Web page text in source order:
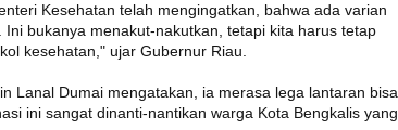
Kesehatan telah mengingatkan, bahwa ada varian
bukanya menakut-nakutkan, tetapi kita harus tetap
kesehatan," ujar Gubernur Riau.
Lanal Dumai mengatakan, ia merasa lega lantaran bisa
ini sangat dinanti-nantikan warga Kota Bengkalis yang